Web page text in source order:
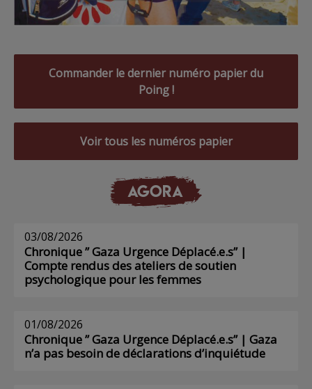
Commander le dernier numéro papier du
Poing !
Voir tous les numéros papier
AGORA
03/08/2026
Chronique ” Gaza Urgence Déplacé.e.s” |
Compte rendus des ateliers de soutien
psychologique pour les femmes
01/08/2026
Chronique ” Gaza Urgence Déplacé.e.s” | Gaza
n’a pas besoin de déclarations d’inquiétude